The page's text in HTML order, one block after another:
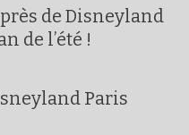
de Disneyland
de l’été !
Paris